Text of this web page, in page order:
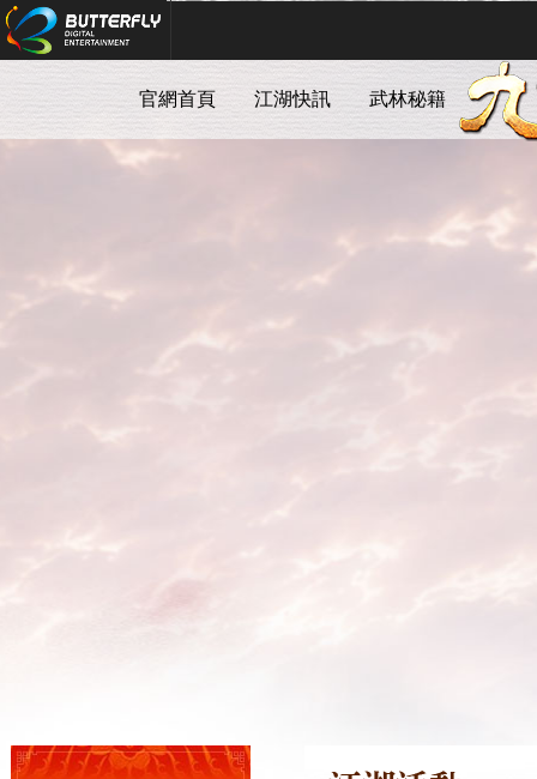
官網首頁 江湖快訊 武林秘籍